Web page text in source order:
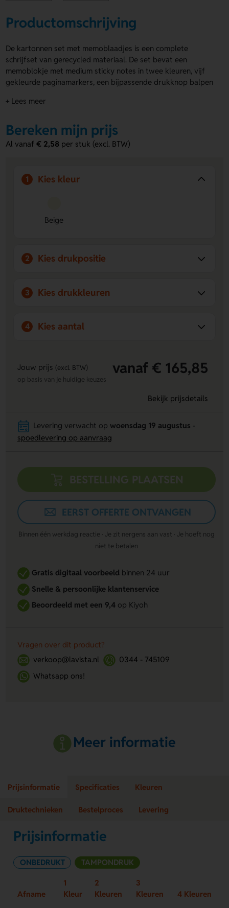
Productomschrijving
De kartonnen set met memoblaadjes is een complete
schrijfset van gerecycled materiaal. De set bevat een
memoblokje met medium sticky notes in twee kleuren, vijf
gekleurde paginamarkers, een bijpassende drukknop balpen
transparante liniaal van 12 cm. De kartonnen set met
zowel op de pen als op de kaft.
Voordelen van de kartonnen set met
Volledige schrijfset in één
– Inclusief memoblaadjes,
paginamarkers, pen en liniaal.
Te bedrukken met eigen ontwerp
+ Lees meer
Bereken mijn prijs
Al vanaf€ 2,58 per stuk (excl. BTW)
1 Kies kleur
Beige
2 Kies drukpositie
3 Kies drukkleuren
4 Kies aantal
Jouw prijs (excl. BTW) vanaf € 165,85
op basis van je huidige keuzes
Bekijk prijsdetails
Levering verwacht op woensdag 19 augustus
spoedlevering op aanvraag
BESTELLING PLAATSEN
EERST OFFERTE ONTVANGEN
Binnen één werkdag reactie · Je zit nergens aan vast · Je hoeft nog
niet te betalen
Gratis digitaal voorbeeldbinnen 24 uur
Snelle & persoonlijke klantenservice
Beoordeeld met een 9,4op Kiyoh
Vragen over dit product?
verkoop@lavista.nl
0344 - 745109
Whatsapp ons!
Meer informatie
Prijsinformatie Specificaties Kleuren
Druktechnieken Bestelproces Levering
Prijsinformatie
ONBEDRUKT TAMPONDRUK
Afname
1
Kleur
2
Kleuren
3
Kleuren
4 Kleuren